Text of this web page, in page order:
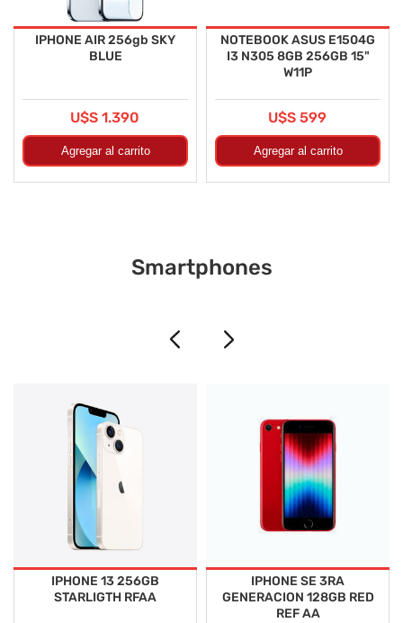
IPHONE AIR 256gb SKY
BLUE
U$S 1.390
NOTEBOOK ASUS E1504G
I3 N305 8GB 256GB 15"
W11P
U$S 599
Smartphones
IPHONE 13 256GB
STARLIGTH RFAA
IPHONE SE 3RA
GENERACION 128GB RED
REF AA